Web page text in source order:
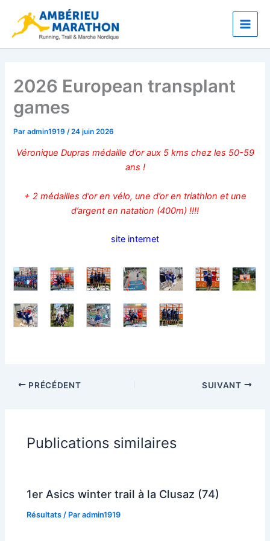
contenu
Main
2026 European transplant
games
Paradmin1919/24 juin 2026
Véronique Dupras médaille d’or aux 5 kms chez les 50-59
ans !
+ 2 médailles d’or en vélo, une d’or en triathlon et une
d’argent en natation (400m) !!!!
site internet
PRÉCÉDENT SUIVANT
Publications similaires
1er Asics winter trail à la Clusaz (74)
Résultats / Paradmin1919